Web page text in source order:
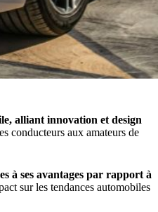
alliant innovation et design
conducteurs aux amateurs de
à ses avantages par rapport à
sur les tendances automobiles